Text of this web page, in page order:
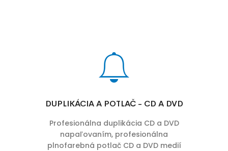
DUPLIKÁCIA A POTLAČ - CD A DVD
Profesionálna duplikácia CD a DVD
napaľovaním, profesionálna
plnofarebná potlač CD a DVD medií